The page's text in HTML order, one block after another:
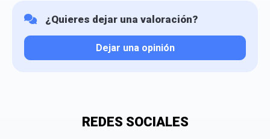
¿Quieres dejar una valoración?
Dejar una opinión
REDES SOCIALES